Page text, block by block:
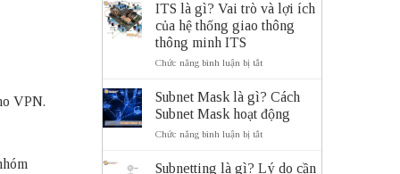
VPN.
ITS là gì? Vai trò và lợi ích
của hệ thống giao thông
thông minh ITS
Chức năng bình luận bị tắtở
gì?
Vai
ích
Subnet Mask là gì? Cách
Subnet Mask hoạt động
Chức năng bình luận bị tắtở
Subnetting là gì? Lý do cần